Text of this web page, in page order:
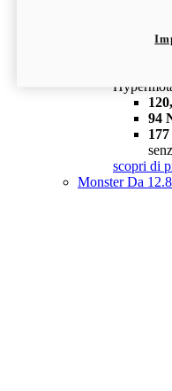
configura
94
scopri di
MonsterDa